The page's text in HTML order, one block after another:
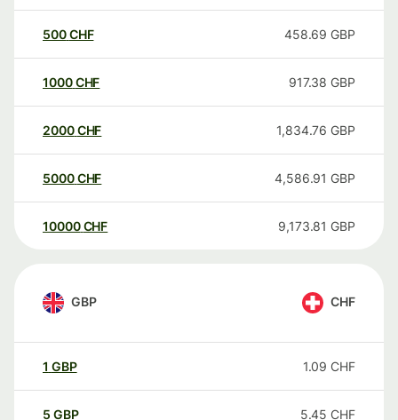
500CHF 458.69 GBP
1000CHF 917.38 GBP
2000CHF 1,834.76 GBP
5000CHF 4,586.91 GBP
10000 CHF 9,173.81 GBP
GBP CHF
1 GBP 1.09 CHF
5 GBP 5.45 CHF